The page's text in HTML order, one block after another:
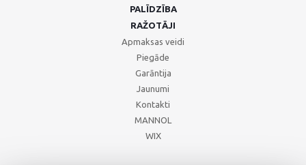
PALĪDZĪBA
RAŽOTĀJI
Apmaksas veidi
Piegāde
Garāntija
Jaunumi
Kontakti
MANNOL
WIX